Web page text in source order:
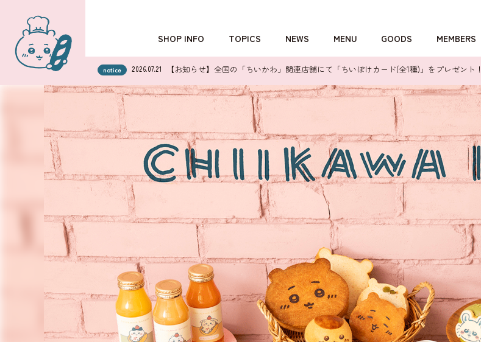
SHOP INFO
OSAKA
TOPICS NEWS MENU GOODS MEMBERS
詳しくはこちら
notice 2026.07.21 【お知らせ】全国の「ちいかわ」関連店舗にて「ちいぽけカード(全1種)」をプレゼント！